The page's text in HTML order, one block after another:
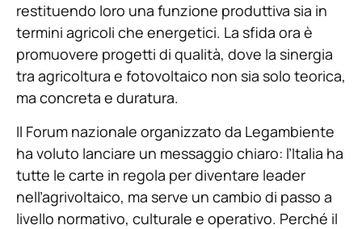
restituendo loro una funzione produttiva sia in
termini agricoli che energetici. La sfida ora è
promuovere progetti di qualità, dove la sinergia
tra agricoltura e fotovoltaico non sia solo teorica,
ma concreta e duratura.
Il Forum nazionale organizzato da Legambiente
ha voluto lanciare un messaggio chiaro: l’Italia ha
tutte le carte in regola per diventare leader
nell’agrivoltaico, ma serve un cambio di passo a
livello normativo, culturale e operativo. Perché il